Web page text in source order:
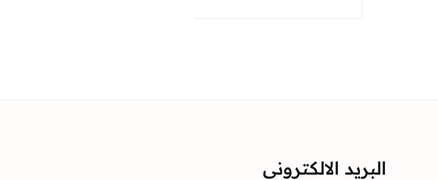
البريد الالكتروني